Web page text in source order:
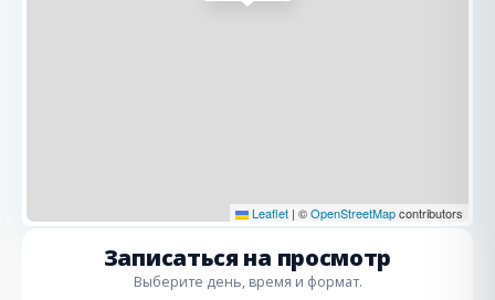
Leaflet | ©OpenStreetMapcontributors
Записаться на просмотр
Выберите день, время и формат.